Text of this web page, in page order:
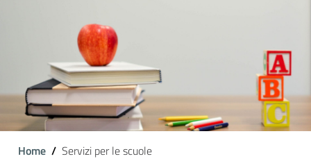
Home Servizi per le scuole